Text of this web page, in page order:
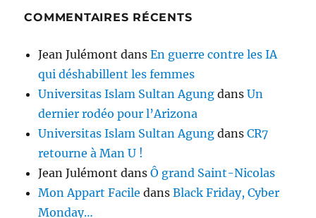
COMMENTAIRES RÉCENTS
Jean Julémont dansEn guerre contre les IA
qui déshabillent les femmes
Universitas Islam Sultan Agung dansUn
dernier rodéo pour l’Arizona
Universitas Islam Sultan Agung dansCR7
retourne à Man U !
Jean Julémont dansÔ grand Saint-Nicolas
Mon Appart Facile dansBlack Friday, Cyber
Monday…